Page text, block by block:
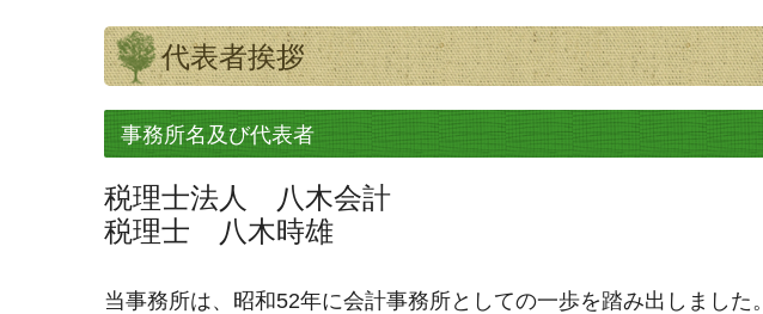
代表者挨拶
事務所名及び代表者
税理士法人 八木会計
税理士 八木時雄
当事務所は、昭和52年に会計事務所としての一歩を踏み出しました。